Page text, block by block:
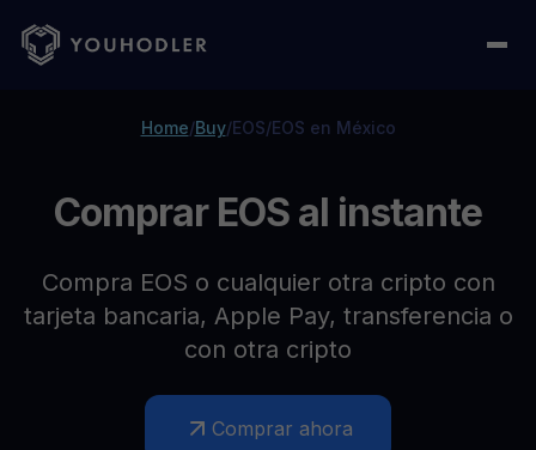
Home/Buy/EOS/EOS en México
Comprar EOS al instante
Compra EOS o cualquier otra cripto con
tarjeta bancaria, Apple Pay, transferencia o
con otra cripto
Comprar ahora